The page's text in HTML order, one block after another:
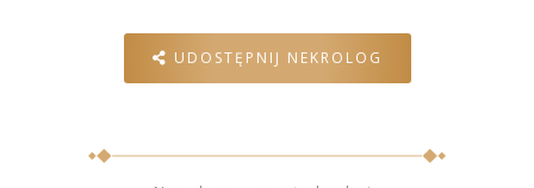
UDOSTĘPNIJ NEKROLOG